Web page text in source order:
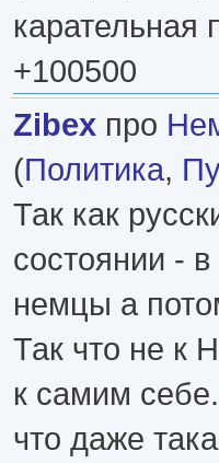
карательная
+100500
Zibex про
(Политика,
Так как
состоянии -
немцы а
Так что не к
к самим
что даже